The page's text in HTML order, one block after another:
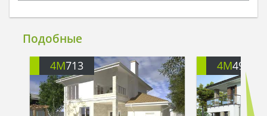
Подобные
4M713 4M499